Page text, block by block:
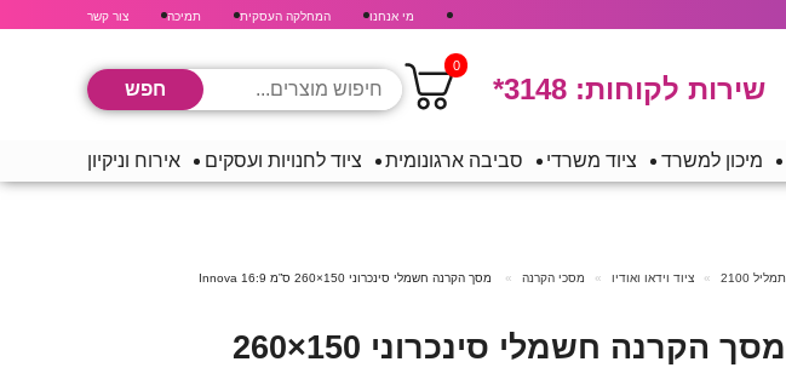
מי אנחנו המחלקה העסקית תמיכה צור קשר
שירות לקוחות: *3148
0
מיכון למשרד ציוד משרדי סביבה ארגונומית ציוד לחנויות ועסקים אירוח וניקיון
תמליל 2100 ציוד וידאו ואודיו מסכי הקרנה מסך הקרנה חשמלי סינכרוני 150×260 ס”מ 16:9 Innova
מסך הקרנה חשמלי סינכרוני 150×260